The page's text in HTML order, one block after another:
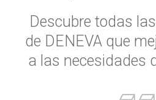
Descubre todas
de DENEVA que
a las necesidades